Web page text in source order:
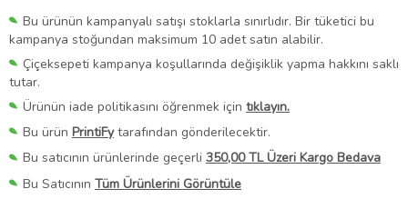
Bu ürünün kampanyalı satışı stoklarla sınırlıdır. Bir tüketici bu
kampanya stoğundan maksimum 10 adet satın alabilir.
Çiçeksepeti kampanya koşullarında değişiklik yapma hakkını saklı
tutar.
Ürünün iade politikasını öğrenmek için tıklayın.
Bu ürün PrintiFytarafından gönderilecektir.
Bu satıcının ürünlerinde geçerli 350,00 TL Üzeri Kargo Bedava
Bu Satıcının Tüm Ürünlerini Görüntüle